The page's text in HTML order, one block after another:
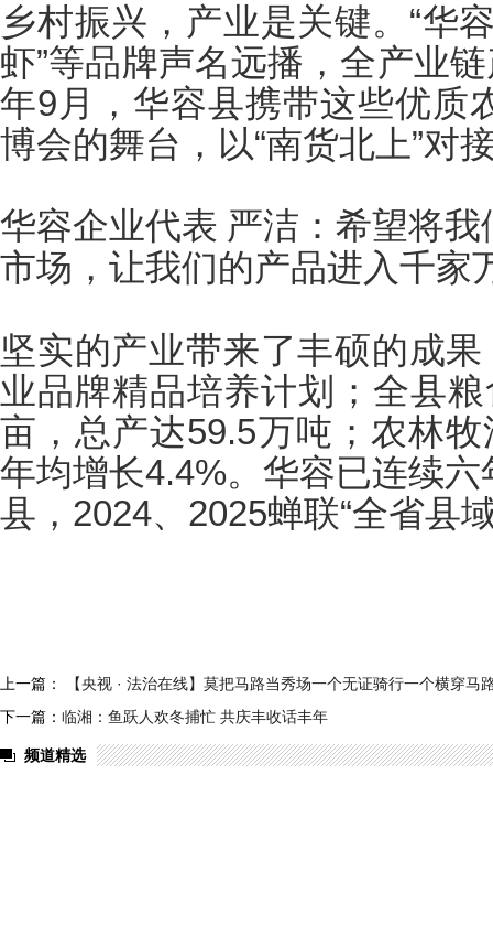
乡村振兴，产业是关键。 “华
虾”等品牌声名远播，全产业
年9 月，华容县携带这些优质
博会的舞台，以“南货北上”对
华容企业代表 严洁：希望将
市场，让我们的产品进入千家
坚实的产业带来了丰硕的成果
业品牌精品培养计划；全县
亩，总产达59.5万吨；农林
年均增长4.4%。华容已连续
县， 2024、 2025蝉联“全省县
上一篇：
【央视 · 法治在线】莫把马路当秀场一个无证骑行一个横穿马
下一篇： 临湘：鱼跃人欢冬捕忙 共庆丰收话丰年
频道精选